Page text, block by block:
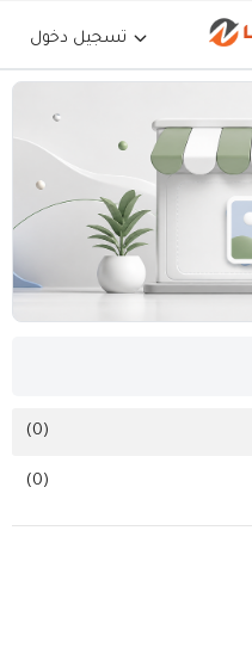
تسجيل دخول
(0)
(0)